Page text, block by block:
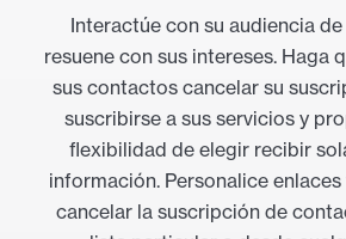
Interactúe con su audiencia
resuene con sus intereses. Haga
sus contactos cancelar su
suscribirse a sus servicios y
flexibilidad de elegir recibir
información. Personalice
cancelar la suscripción de